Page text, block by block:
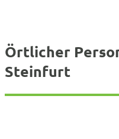
Örtlicher
Steinfurt